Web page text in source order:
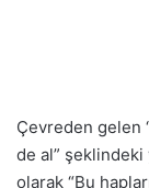
Çevreden gelen
de al” şeklindeki
olarak “Bu